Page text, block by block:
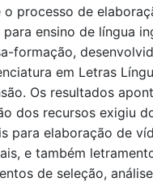
processo de
ensino de língua
formação,
em Letras
Os resultados
dos recursos exigiu
para elaboração de
e também
de seleção,